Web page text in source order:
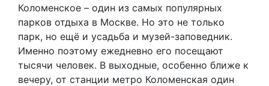
Коломенское – один из самых популярных
парков отдыха в Москве. Но это не только
парк, но ещё и усадьба и музей-заповедник.
Именно поэтому ежедневно его посещают
тысячи человек. В выходные, особенно ближе к
вечеру, от станции метро Коломенская один